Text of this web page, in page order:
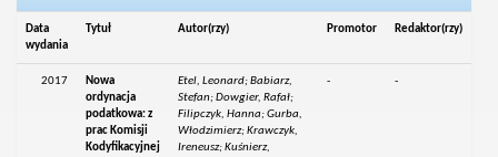
Data
wydania
Tytuł Autor(rzy) Promotor Redaktor(rzy)
2017
Nowa
ordynacja
podatkowa: z
prac Komisji
Kodyfikacyjnej
Etel, Leonard; Babiarz,
Stefan; Dowgier, Rafał;
Filipczyk, Hanna; Gurba,
Włodzimierz; Krawczyk,
Ireneusz; Kuśnierz,
- -